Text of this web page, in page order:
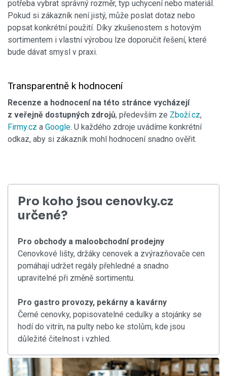
potřeba vybrat správný rozměr, typ uchycení nebo materiál.
Pokud si zákazník není jistý, může poslat dotaz nebo
popsat konkrétní použití. Díky zkušenostem s hotovým
sortimentem i vlastní výrobou lze doporučit řešení, které
bude dávat smysl v praxi.
Transparentně k hodnocení
Recenze a hodnocení na této stránce vycházejí
z veřejně dostupných zdrojů, především ze Zboží.cz,
Firmy.cz a Google. U každého zdroje uvádíme konkrétní
odkaz, aby si zákazník mohl hodnocení snadno ověřit.
Pro koho jsou cenovky.cz
určené?
Pro obchody a maloobchodní prodejny
Cenovkové lišty, držáky cenovek a zvýrazňovače cen
pomáhají udržet regály přehledné a snadno
upravitelné při změně sortimentu.
Pro gastro provozy, pekárny a kavárny
Černé cenovky, popisovatelné cedulky a stojánky se
hodí do vitrín, na pulty nebo ke stolům, kde jsou
důležité čitelnost i vzhled.